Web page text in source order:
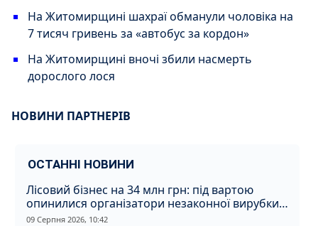
На Житомирщині шахраї обманули чоловіка на
7 тисяч гривень за «автобус за кордон»
На Житомирщині вночі збили насмерть
дорослого лося
НОВИНИ ПАРТНЕРІВ
ОСТАННІ НОВИНИ
Лісовий бізнес на 34 млн грн: під вартою
опинилися організатори незаконної вирубки
на Житомирщині
09 Серпня 2026, 10:42